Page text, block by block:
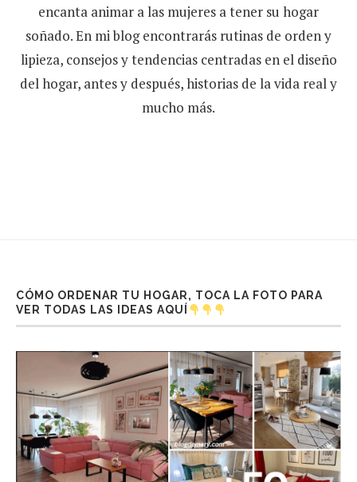
encanta animar a las mujeres a tener su hogar
soñado. En mi blog encontrarás rutinas de orden y
lipieza, consejos y tendencias centradas en el diseño
del hogar, antes y después, historias de la vida real y
mucho más.
CÓMO ORDENAR TU HOGAR, TOCA LA FOTO PARA
VER TODAS LAS IDEAS AQUÍ